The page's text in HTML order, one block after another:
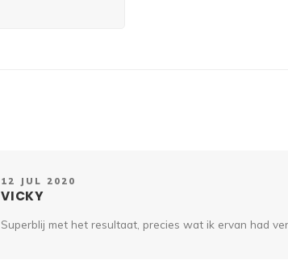
12 JUL 2020
VICKY
Superblij met het resultaat, precies wat ik ervan had